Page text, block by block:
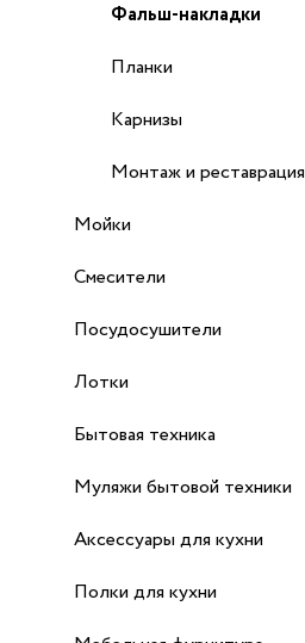
Фальш-накладки
Планки
Карнизы
Монтаж и реставрация
Мойки
Смесители
Посудосушители
Лотки
Бытовая техника
Муляжи бытовой техники
Аксессуары для кухни
Полки для кухни